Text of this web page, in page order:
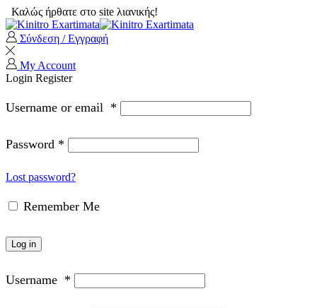
Καλώς ήρθατε στο site λιανικής!
Σύνδεση / Εγγραφή
My Account
Login Register
Username or email *
Password *
Lost password?
Remember Me
Log in
Username *